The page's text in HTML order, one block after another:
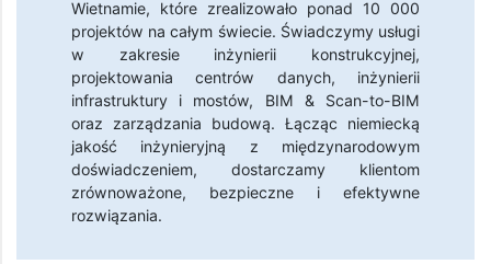
Wietnamie, które zrealizowało ponad 10 000
projektów na całym świecie. Świadczymy usługi
w zakresie inżynierii konstrukcyjnej,
projektowania centrów danych, inżynierii
infrastruktury i mostów, BIM & Scan-to-BIM
oraz zarządzania budową. Łącząc niemiecką
jakość inżynieryjną z międzynarodowym
doświadczeniem, dostarczamy klientom
zrównoważone, bezpieczne i efektywne
rozwiązania.